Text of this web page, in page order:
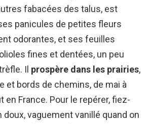
fabacées des talus, est
panicules de petites fleurs
odorantes, et ses feuilles
fines et dentées, un peu
Il prospère dans les prairies,
et bords de chemins, de mai à
en France. Pour le repérer, fiez-
vaguement vanillé quand on